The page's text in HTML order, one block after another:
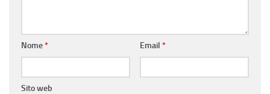
Nome* Email *
Sito web